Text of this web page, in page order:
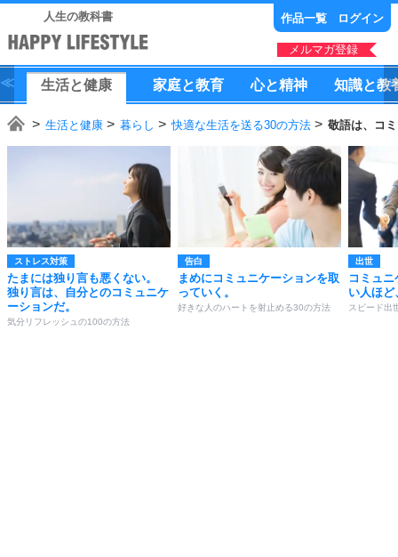
人生の教科書 作品一覧 ログイン
メルマガ登録
生活と健康 家庭と教育 心と精神 知識と教
生活と健康 暮らし 快適な生活を送る30の方法 敬語は、コ
ストレス対策
たまには独り言も悪くない。
独り言は、自分とのコミュニケ
ーションだ。
気分リフレッシュの100の方法
告白
まめにコミュニケーションを取
っていく。
好きな人のハートを射止める30の方法
出世
コミュ
い人ほど
スピード出